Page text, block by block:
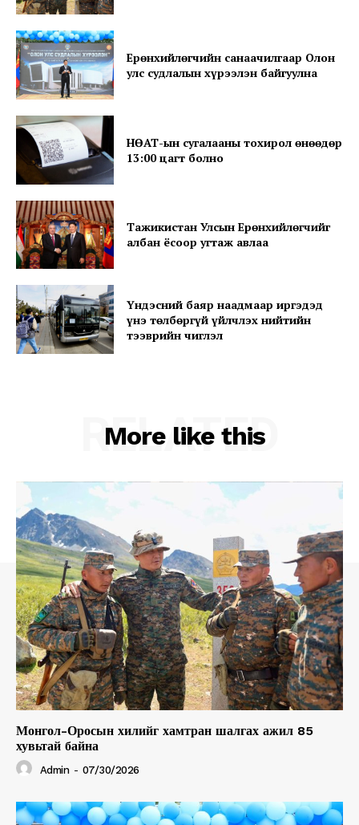
Company
About
Contact us
Subscription Plans
My account
Ерөнхийлөгчийн санаачилгаар Олон
улс судлалын хүрээлэн байгуулна
НӨАТ-ын сугалааны тохирол өнөөдөр
13:00 цагт болно
Тажикистан Улсын Ерөнхийлөгчийг
албан ёсоор угтаж авлаа
Үндэсний баяр наадмаар иргэдэд
үнэ төлбөргүй үйлчлэх нийтийн
тээврийн чиглэл
More like this
RELATED
Монгол-Оросын хилийг хамтран шалгах ажил 85
хувьтай байна
Admin - 07/30/2026